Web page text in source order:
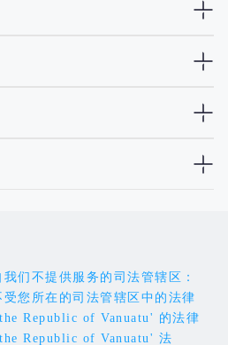
们不提供服务的司法管辖区：
您所在的司法管辖区中的法律
Republic of Vanuatu' 的法律
Republic of Vanuatu' 法